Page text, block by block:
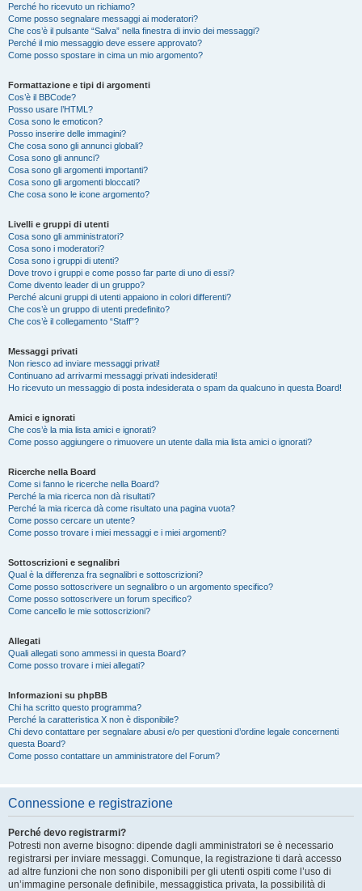
Perché ho ricevuto un richiamo?
Come posso segnalare messaggi ai moderatori?
Che cos’è il pulsante “Salva” nella finestra di invio dei messaggi?
Perché il mio messaggio deve essere approvato?
Come posso spostare in cima un mio argomento?
Formattazione e tipi di argomenti
Cos’è il BBCode?
Posso usare l’HTML?
Cosa sono le emoticon?
Posso inserire delle immagini?
Che cosa sono gli annunci globali?
Cosa sono gli annunci?
Cosa sono gli argomenti importanti?
Cosa sono gli argomenti bloccati?
Che cosa sono le icone argomento?
Livelli e gruppi di utenti
Cosa sono gli amministratori?
Cosa sono i moderatori?
Cosa sono i gruppi di utenti?
Dove trovo i gruppi e come posso far parte di uno di essi?
Come divento leader di un gruppo?
Perché alcuni gruppi di utenti appaiono in colori differenti?
Che cos’è un gruppo di utenti predefinito?
Che cos’è il collegamento “Staff”?
Messaggi privati
Non riesco ad inviare messaggi privati!
Continuano ad arrivarmi messaggi privati indesiderati!
Ho ricevuto un messaggio di posta indesiderata o spam da qualcuno in questa Board!
Amici e ignorati
Che cos’è la mia lista amici e ignorati?
Come posso aggiungere o rimuovere un utente dalla mia lista amici o ignorati?
Ricerche nella Board
Come si fanno le ricerche nella Board?
Perché la mia ricerca non dà risultati?
Perché la mia ricerca dà come risultato una pagina vuota?
Come posso cercare un utente?
Come posso trovare i miei messaggi e i miei argomenti?
Sottoscrizioni e segnalibri
Qual è la differenza fra segnalibri e sottoscrizioni?
Come posso sottoscrivere un segnalibro o un argomento specifico?
Come posso sottoscrivere un forum specifico?
Come cancello le mie sottoscrizioni?
Allegati
Quali allegati sono ammessi in questa Board?
Come posso trovare i miei allegati?
Informazioni su phpBB
Chi ha scritto questo programma?
Perché la caratteristica X non è disponibile?
Chi devo contattare per segnalare abusi e/o per questioni d’ordine legale concernenti
questa Board?
Come posso contattare un amministratore del Forum?
Connessione e registrazione
Perché devo registrarmi?
Potresti non averne bisogno: dipende dagli amministratori se è necessario
registrarsi per inviare messaggi. Comunque, la registrazione ti darà accesso
ad altre funzioni che non sono disponibili per gli utenti ospiti come l’uso di
un’immagine personale definibile, messaggistica privata, la possibilità di